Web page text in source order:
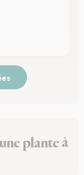
plante à